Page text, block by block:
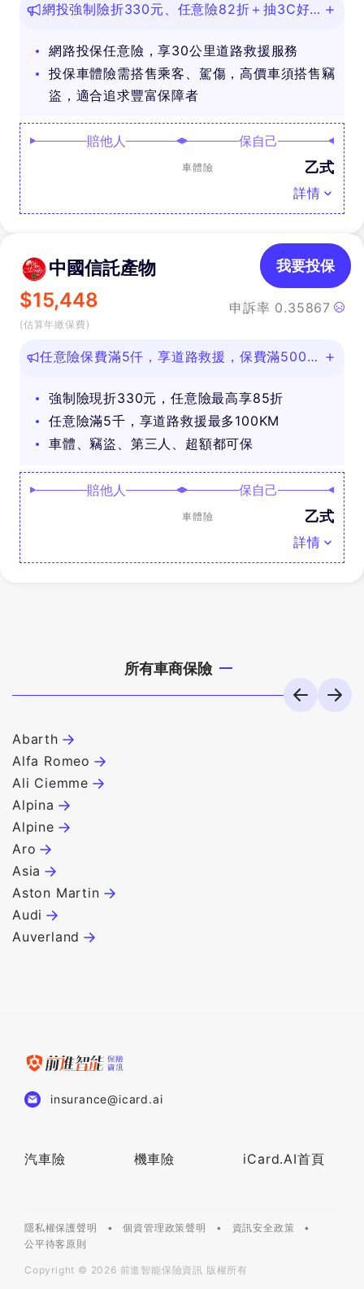
網投強制險折330元、任意險82折＋抽3C好
網路投保任意險，享30公里道路救援服務
投保車體險需搭售乘客、駕傷，高價車須搭售竊
盜，適合追求豐富保障者
賠他人 保自己
車體險 乙式
詳情
中國信託產物
$15,448
(估算年繳保費)
申訴率 0.35867
我要投保
任意險保費滿5仟，享道路救援，保費滿500即
強制險現折330元，任意險最高享85折
任意險滿5千，享道路救援最多100KM
車體、竊盜、第三人、超額都可保
賠他人 保自己
車體險 乙式
詳情
所有車商保險
Abarth
Alfa Romeo
Ali Ciemme
Alpina
Alpine
Aro
Asia
Aston Martin
Audi
Auverland
insurance@icard.ai
汽車險 機車險 iCard.AI首頁
隱私權保護聲明 個資管理政策聲明
資訊安全政策
公平待客原則
Copyright © 2026 前進智能保險資訊 版權所有